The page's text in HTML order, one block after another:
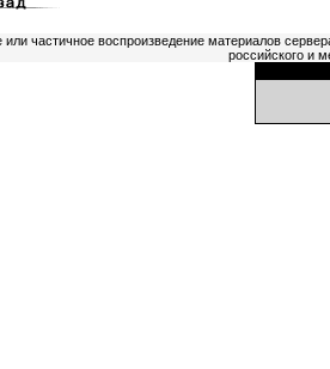
или частичное воспроизведение материалов
российского и